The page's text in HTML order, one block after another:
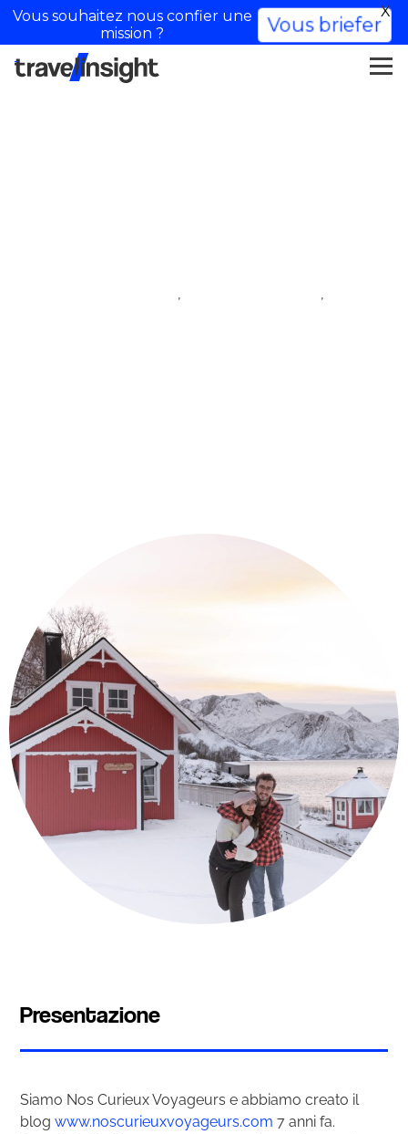
, ,
Presentazione
Siamo Nos Curieux Voyageurs e abbiamo creato il
blogwww.noscurieuxvoyageurs.com 7 anni fa.
Vous souhaitez nous confier une
mission ?
Vous briefer
X